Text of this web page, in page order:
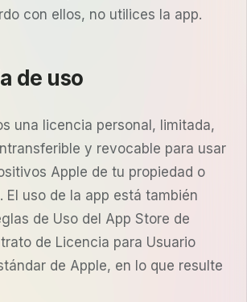
con ellos, no utilices la app.
de uso
una licencia personal, limitada,
y revocable para usar
Apple de tu propiedad o
El uso de la app está también
de Uso del App Store de
de Licencia para Usuario
de Apple, en lo que resulte